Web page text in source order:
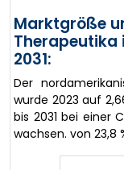
Marktgröße
Therapeutika
2031:
Der
wurde 2023 auf
bis 2031 bei einer
wachsen. von 23,8